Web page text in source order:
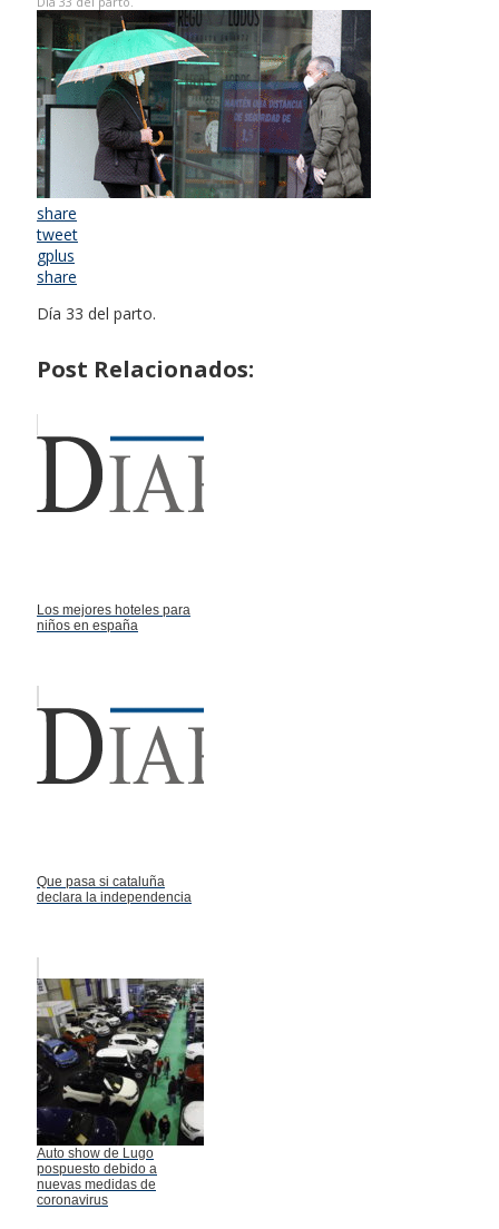
share
tweet
gplus
share
Día 33 del parto.
Post Relacionados:
Los mejores hoteles para
niños en españa
Que pasa si cataluña
declara la independencia
Auto show de Lugo
pospuesto debido a
nuevas medidas de
coronavirus